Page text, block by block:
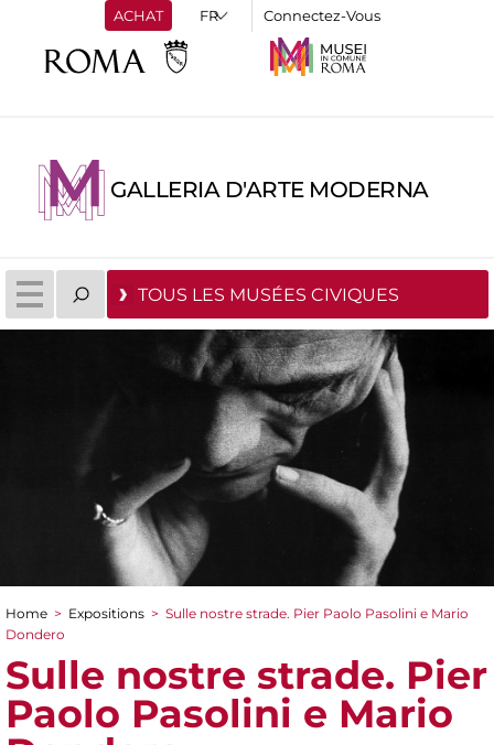
ACHAT Connectez-Vous
GALLERIA D'ARTE MODERNA
TOUS LES MUSÉES CIVIQUES
You are here
Home > Expositions > Sulle nostre strade. Pier Paolo Pasolini e Mario
Dondero
Sulle nostre strade. Pier
Paolo Pasolini e Mario